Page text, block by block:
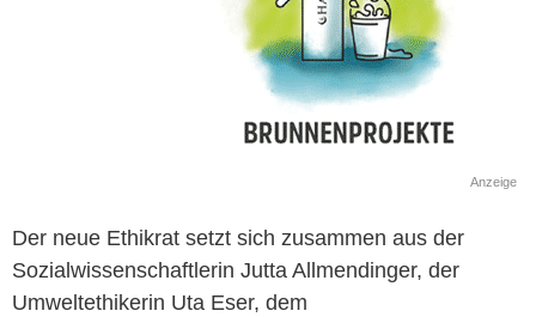
Anzeige
Der neue Ethikrat setzt sich zusammen aus der
Sozialwissenschaftlerin Jutta Allmendinger, der
Umweltethikerin Uta Eser, dem